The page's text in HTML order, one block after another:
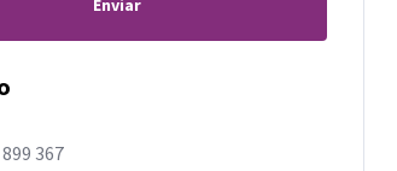
Enviar
367